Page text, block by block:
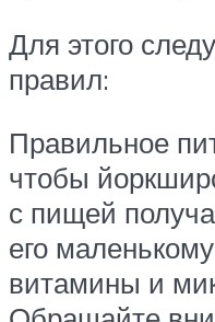
Для этого
правил:
Правильное
чтобы
с пищей
его
витамины и